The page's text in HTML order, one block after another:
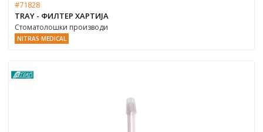
#71828
TRAY - ФИЛТЕР ХАРТИЈА
Стоматолошки производи
NITRAS MEDICAL